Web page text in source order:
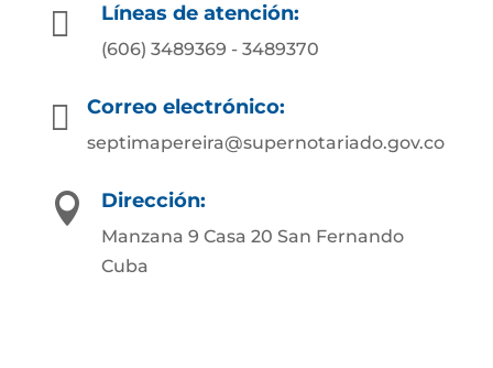
 Líneas de atención:
(606) 3489369 - 3489370
 Correo electrónico:
septimapereira@supernotariado.gov.co
 Dirección:
Manzana 9 Casa 20 San Fernando
Cuba